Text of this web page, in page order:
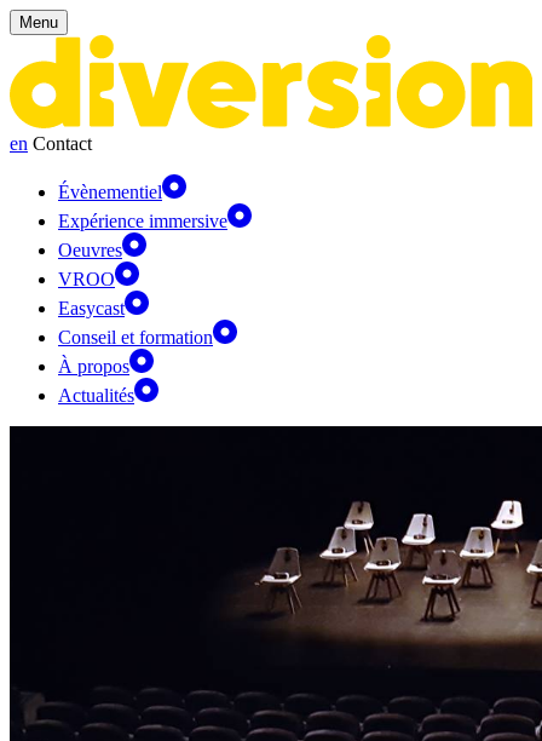
Panneau de gestion des cookies
Menu
en Contact
Évènementiel
Expérience immersive
Oeuvres
VROO
Easycast
Conseil et formation
À propos
Actualités